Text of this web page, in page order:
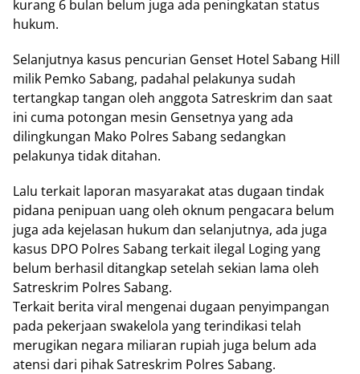
kurang 6 bulan belum juga ada peningkatan status
hukum.
Selanjutnya kasus pencurian Genset Hotel Sabang Hill
milik Pemko Sabang, padahal pelakunya sudah
tertangkap tangan oleh anggota Satreskrim dan saat
ini cuma potongan mesin Gensetnya yang ada
dilingkungan Mako Polres Sabang sedangkan
pelakunya tidak ditahan.
Lalu terkait laporan masyarakat atas dugaan tindak
pidana penipuan uang oleh oknum pengacara belum
juga ada kejelasan hukum dan selanjutnya, ada juga
kasus DPO Polres Sabang terkait ilegal Loging yang
belum berhasil ditangkap setelah sekian lama oleh
Satreskrim Polres Sabang.
Terkait berita viral mengenai dugaan penyimpangan
pada pekerjaan swakelola yang terindikasi telah
merugikan negara miliaran rupiah juga belum ada
atensi dari pihak Satreskrim Polres Sabang.